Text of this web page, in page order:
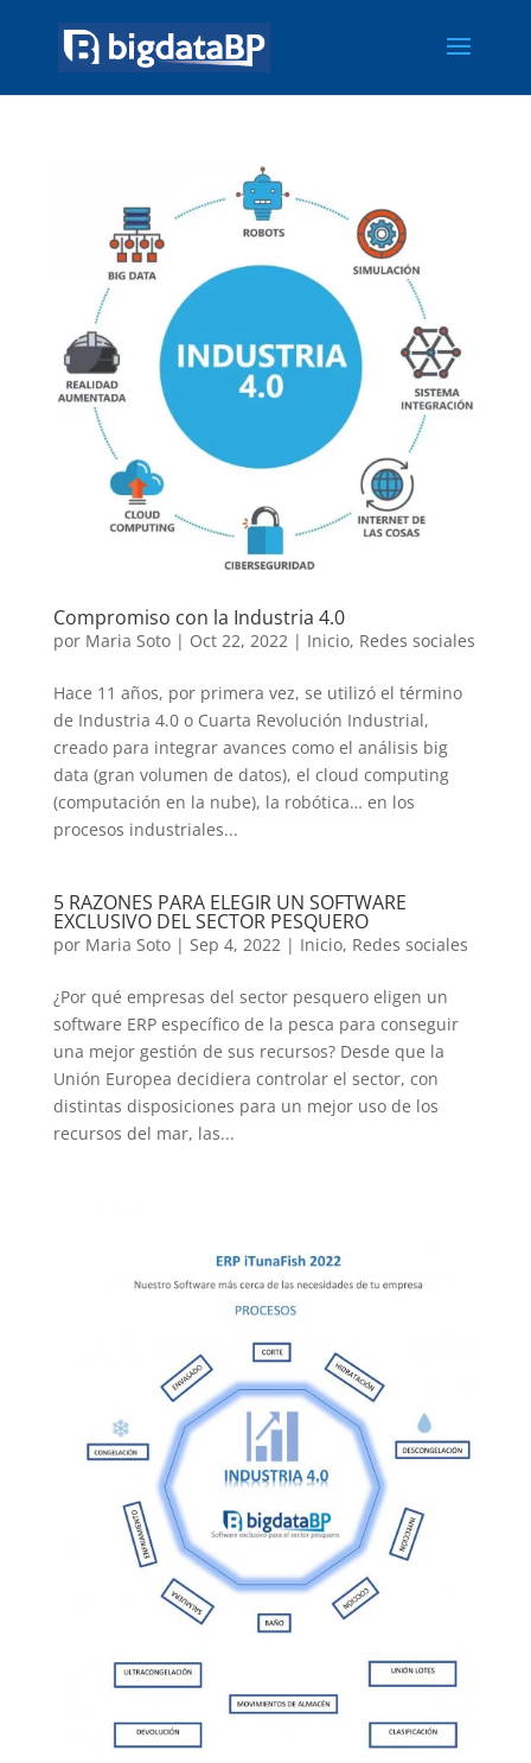
Compromiso con la Industria 4.0
por Maria Soto| Oct 22, 2022 | Inicio, Redes sociales
Hace 11 años, por primera vez, se utilizó el término
de Industria 4.0 o Cuarta Revolución Industrial,
creado para integrar avances como el análisis big
data (gran volumen de datos), el cloud computing
(computación en la nube), la robótica… en los
procesos industriales...
5 RAZONES PARA ELEGIR UN SOFTWARE
EXCLUSIVO DEL SECTOR PESQUERO
por Maria Soto| Sep 4, 2022 | Inicio, Redes sociales
¿Por qué empresas del sector pesquero eligen un
software ERP específico de la pesca para conseguir
una mejor gestión de sus recursos? Desde que la
Unión Europea decidiera controlar el sector, con
distintas disposiciones para un mejor uso de los
recursos del mar, las...